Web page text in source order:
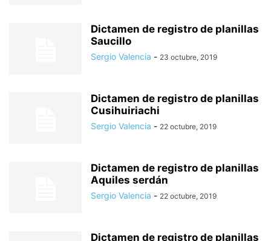
Dictamen de registro de planillas
Saucillo
Sergio Valencia - 23 octubre, 2019
Dictamen de registro de planillas
Cusihuiriachi
Sergio Valencia - 22 octubre, 2019
Dictamen de registro de planillas
Aquiles serdán
Sergio Valencia - 22 octubre, 2019
Dictamen de registro de planillas